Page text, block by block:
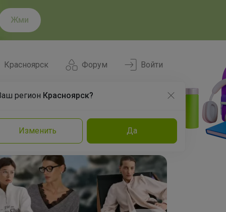
Жми
Форум
Красноярск
регион Красноярск?
Изменить Да
Войти
Команда Эксперты